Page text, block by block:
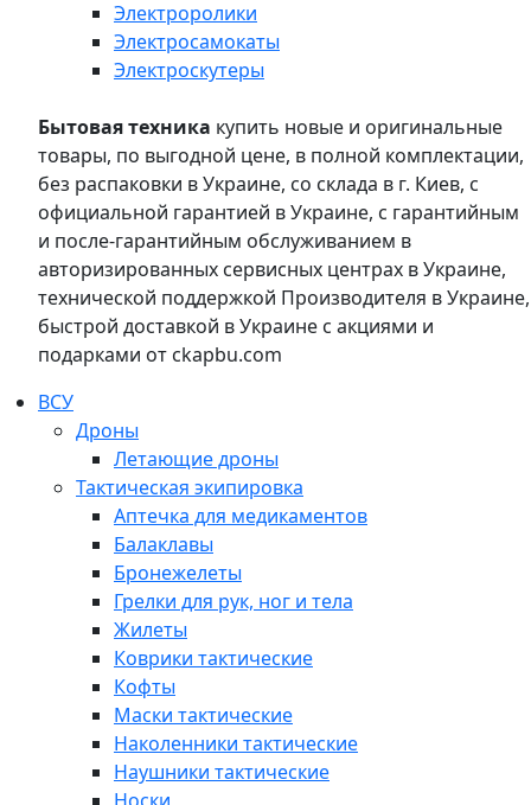
Электроролики
Электросамокаты
Электроскутеры
Бытовая техника купить новые и оригинальные
товары, по выгодной цене, в полной комплектации,
без распаковки в Украине, со склада в г. Киев, с
официальной гарантией в Украине, с гарантийным
и после-гарантийным обслуживанием в
авторизированных сервисных центрах в Украине,
технической поддержкой Производителя в Украине,
быстрой доставкой в Украине с акциями и
подарками от ckapbu.com
ВСУ
Дроны
Летающие дроны
Тактическая экипировка
Аптечка для медикаментов
Балаклавы
Бронежелеты
Грелки для рук, ног и тела
Жилеты
Коврики тактические
Кофты
Маски тактические
Наколенники тактические
Наушники тактические